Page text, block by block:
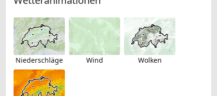
Niederschläge Wind Wolken